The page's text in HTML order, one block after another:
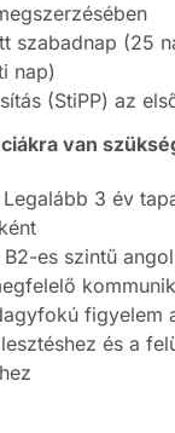
szabadnap (25
nap)
(StiPP) az
van
Legalább 3 év
B2-es szintű
figyelem
és a